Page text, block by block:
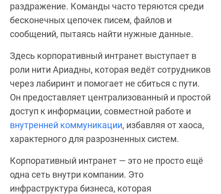
раздражение. Команды часто теряются среди
бесконечных цепочек писем, файлов и
сообщений, пытаясь найти нужные данные.
Здесь корпоративный интранет выступает в
роли нити Ариадны, которая ведёт сотрудников
через лабиринт и помогает не сбиться с пути.
Он предоставляет централизованный и простой
доступ к информации, совместной работе и
внутренней коммуникации, избавляя от хаоса,
характерного для разрозненных систем.
Корпоративный интранет — это не просто ещё
одна сеть внутри компании. Это
инфраструктура бизнеса, которая